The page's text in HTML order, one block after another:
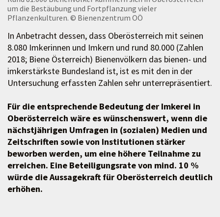
um die Bestäubung und Fortpflanzung vieler
Pflanzenkulturen. © Bienenzentrum OÖ
In Anbetracht dessen, dass Oberösterreich mit seinen
8.080 Imkerinnen und Imkern und rund 80.000 (Zahlen
2018; Biene Österreich) Bienenvölkern das bienen- und
imkerstärkste Bundesland ist, ist es mit den in der
Untersuchung erfassten Zahlen sehr unterrepräsentiert.
Für die entsprechende Bedeutung der Imkerei in
Oberösterreich wäre es wünschenswert, wenn die
nächstjährigen Umfragen in (sozialen) Medien und
Zeitschriften sowie von Institutionen stärker
beworben werden, um eine höhere Teilnahme zu
erreichen. Eine Beteiligungsrate von mind. 10 %
würde die Aussagekraft für Oberösterreich deutlich
erhöhen.